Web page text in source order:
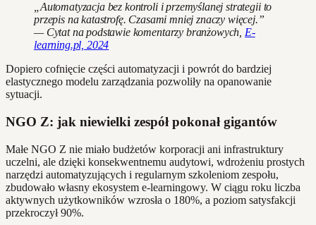
„Automatyzacja bez kontroli i przemyślanej strategii to
przepis na katastrofę. Czasami mniej znaczy więcej.”
— Cytat na podstawie komentarzy branżowych, E-
learning.pl, 2024
Dopiero cofnięcie części automatyzacji i powrót do bardziej
elastycznego modelu zarządzania pozwoliły na opanowanie
sytuacji.
NGO Z: jak niewielki zespół pokonał gigantów
Małe NGO Z nie miało budżetów korporacji ani infrastruktury
uczelni, ale dzięki konsekwentnemu audytowi, wdrożeniu prostych
narzędzi automatyzujących i regularnym szkoleniom zespołu,
zbudowało własny ekosystem e-learningowy. W ciągu roku liczba
aktywnych użytkowników wzrosła o 180%, a poziom satysfakcji
przekroczył 90%.